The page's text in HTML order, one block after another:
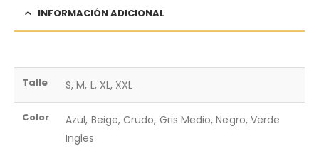
INFORMACIÓN ADICIONAL
Talle S, M, L, XL, XXL
Color
Azul, Beige, Crudo, Gris Medio, Negro, Verde
Ingles